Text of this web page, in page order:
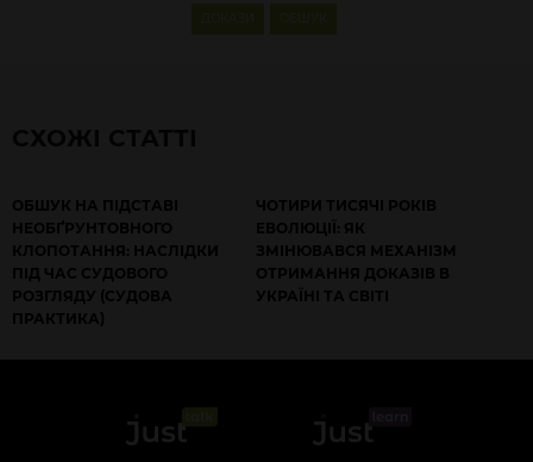
ОБШУК НА ПІДСТАВІ
НЕОБҐРУНТОВНОГО
КЛОПОТАННЯ: НАСЛІДКИ
ПІД ЧАС СУДОВОГО
РОЗГЛЯДУ (СУДОВА
ПРАКТИКА)
ЧОТИРИ ТИСЯЧІ РОКІВ
ЕВОЛЮЦІЇ: ЯК
ЗМІНЮВАВСЯ МЕХАНІЗМ
ОТРИМАННЯ ДОКАЗІВ В
УКРАЇНІ ТА СВІТІ